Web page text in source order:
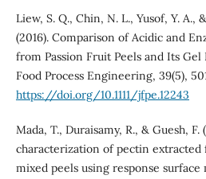
Liew, S. Q., Chin, N. L., Yusof, Y. A.,
(2016). Comparison of Acidic and
from Passion Fruit Peels and Its
Food Process Engineering, 39(5),
https://doi.org/10.1111/jfpe.12243
Mada, T., Duraisamy, R., & Guesh,
characterization of pectin extracted
mixed peels using response surface